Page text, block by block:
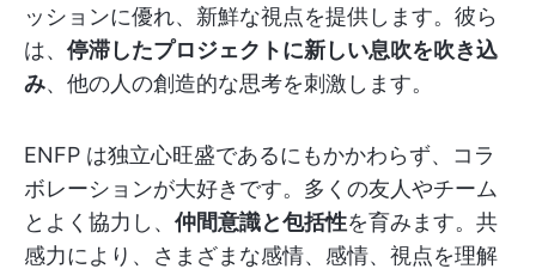
ッションに優れ、新鮮な視点を提供します。彼ら
は、 停滞したプロジェクトに新しい息吹を吹き込
み、他の人の創造的な思考を刺激します。
ENFP は独立心旺盛であるにもかかわらず、コラ
ボレーションが大好きです。多くの友人やチーム
とよく協力し、 仲間意識と包括性を育みます。共
感力により、さまざまな感情、感情、視点を理解